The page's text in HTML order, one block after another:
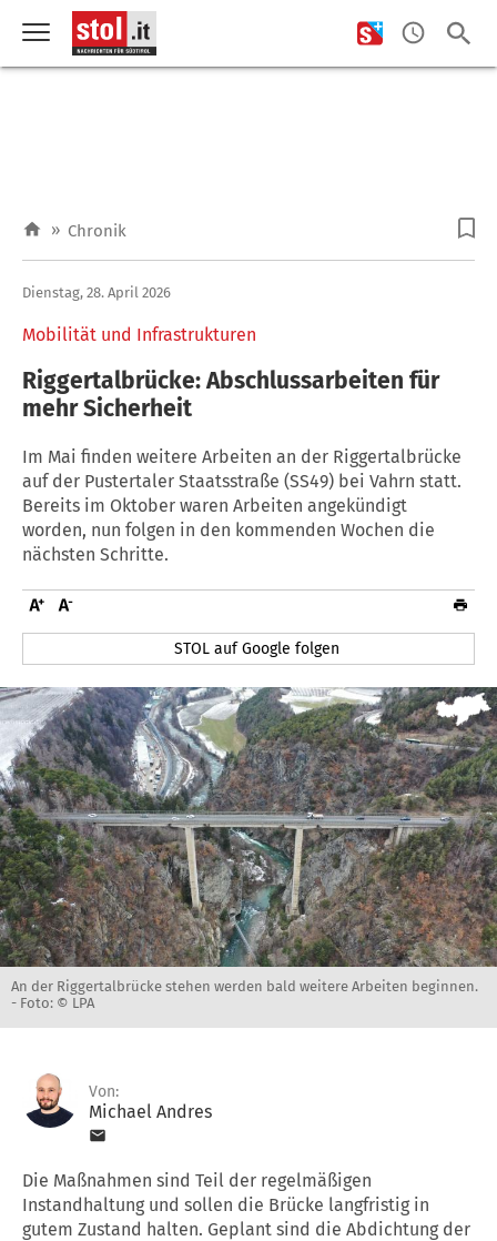
» Chronik
Mobilität und Infrastrukturen
Dienstag, 28. April 2026
Riggertalbrücke: Abschlussarbeiten für
mehr Sicherheit
Im Mai finden weitere Arbeiten an der Riggertalbrücke
auf der Pustertaler Staatsstraße (SS49) bei Vahrn statt.
Bereits im Oktober waren Arbeiten angekündigt
worden, nun folgen in den kommenden Wochen die
nächsten Schritte.
STOL auf Google folgen
An der Riggertalbrücke stehen werden bald weitere Arbeiten beginnen.
- Foto: © LPA
Von:
Michael Andres
Die Maßnahmen sind Teil der regelmäßigen
Instandhaltung und sollen die Brücke langfristig in
gutem Zustand halten. Geplant sind die Abdichtung der